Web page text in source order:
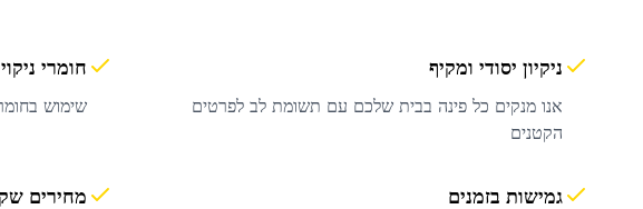
ניקיון יסודי ומקיף
אנו מנקים כל פינה בבית שלכם עם תשומת לב לפרטים
הקטנים
חומרי
שימוש
גמישות בזמנים מחירים